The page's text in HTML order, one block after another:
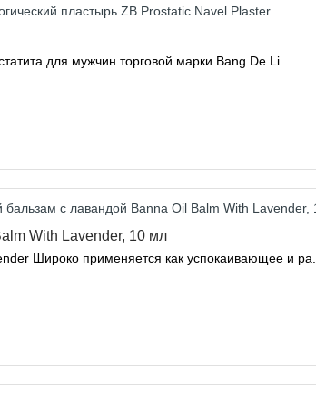
для мужчин торговой марки Bang De Li..
With Lavender, 10 мл
Широко применяется как успокаивающее и